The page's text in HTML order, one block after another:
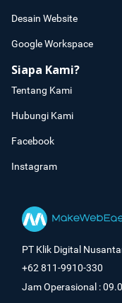
Desain Website
Google Workspace
Siapa Kami?
Tentang Kami
Hubungi Kami
Facebook
Instagram
PT Klik Digital
+62 811-9910-330
Jam Operasional :